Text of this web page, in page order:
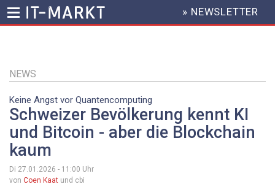
Inhalt
HEADER
MENU
» NEWSLETTER
NEWS
Keine Angst vor Quantencomputing
Schweizer Bevölkerung kennt KI
und Bitcoin - aber die Blockchain
kaum
Di 27.01.2026 - 11:00 Uhr
von Coen Kaat und cbi